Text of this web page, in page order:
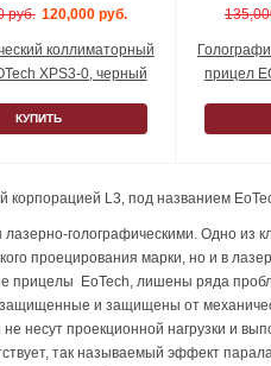
руб. 120,000 руб.
коллиматорный
XPS3-0, черный
КУПИТЬ
прицел
корпорацией L3, под названием
голографическими. Одно из
проецирования марки, но и в
прицелы EoTech, лишены ряда
и защищены от
несут проекционной нагрузки и
так называемый эффект